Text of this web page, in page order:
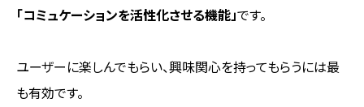
「コミュケーションを活性化させる機能」です。
ユーザーに楽しんでもらい、興味関心を持ってもらうには最
も有効です。